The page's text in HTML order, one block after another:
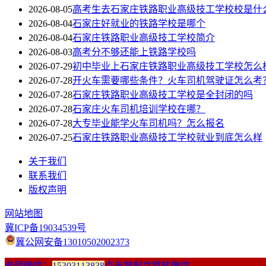
2026-08-05高考生去石家庄铁路职业高级技工学校校是什
2026-08-04石家庄好就业的铁路学校是哪个
2026-08-04石家庄铁路职业高级技工学校简介
2026-08-03高考分不够还能上铁路学校吗
2026-07-29初中毕业上石家庄铁路职业高级技工学校怎么
2026-07-28开火车需要哪些条件？火车司机驾驶证怎么考
2026-07-28石家庄铁路职业高级技工学校是全封闭的吗
2026-07-28石家庄火车司机培训学校在哪？
2026-07-28大专毕业能学火车司机吗？怎么报名
2026-07-25石家庄铁路职业高级技工学校就业到底怎么样
关于我们
联系我们
版权声明
网站地图
冀ICP备19034539号
冀公网安备13010502002373